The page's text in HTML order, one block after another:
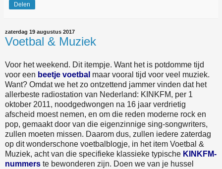
Delen
zaterdag 19 augustus 2017
Voetbal & Muziek
Voor het weekend. Dit itempje. Want het is potdomme tijd
voor een beetje voetbal maar vooral tijd voor veel muziek.
Want? Omdat we het zo ontzettend jammer vinden dat het
allerbeste radiostation van Nederland: KINKFM, per 1
oktober 2011, noodgedwongen na 16 jaar verdrietig
afscheid moest nemen, en om die reden moderne rock en
pop, gemaakt door van die eigenzinnige sing-songwriters,
zullen moeten missen. Daarom dus, zullen iedere zaterdag
op dit wonderschone voetbalblogje, in het item Voetbal &
Muziek, acht van die specifieke klassieke typische KINKFM-
nummers te bewonderen zijn. Doen we van je hussel